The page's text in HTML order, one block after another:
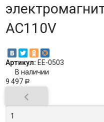
AC110V
Артикул: EE-0503
В наличии
9 497 Р
